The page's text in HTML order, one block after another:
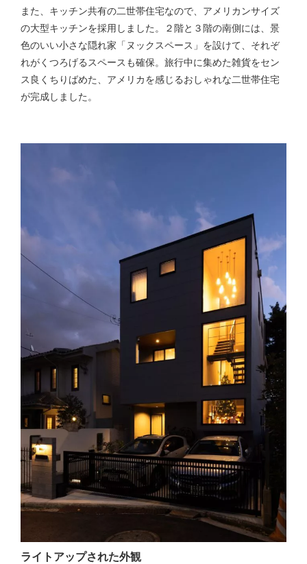
また、キッチン共有の二世帯住宅なので、アメリカンサイズ
の大型キッチンを採用しました。２階と３階の南側には、景
色のいい小さな隠れ家「ヌックスペース」を設けて、それぞ
れがくつろげるスペースも確保。旅行中に集めた雑貨をセン
ス良くちりばめた、アメリカを感じるおしゃれな二世帯住宅
が完成しました。
ライトアップされた外観